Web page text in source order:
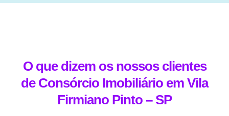
O que dizem os nossos clientes
de Consórcio Imobiliário em Vila
Firmiano Pinto – SP